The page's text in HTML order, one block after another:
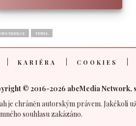
TUNEL
KARIÉRA COOKIES
© 2016-2026 abcMedia Network,
je chráněn autorským právem. Jakékoli
souhlasu zakázáno.